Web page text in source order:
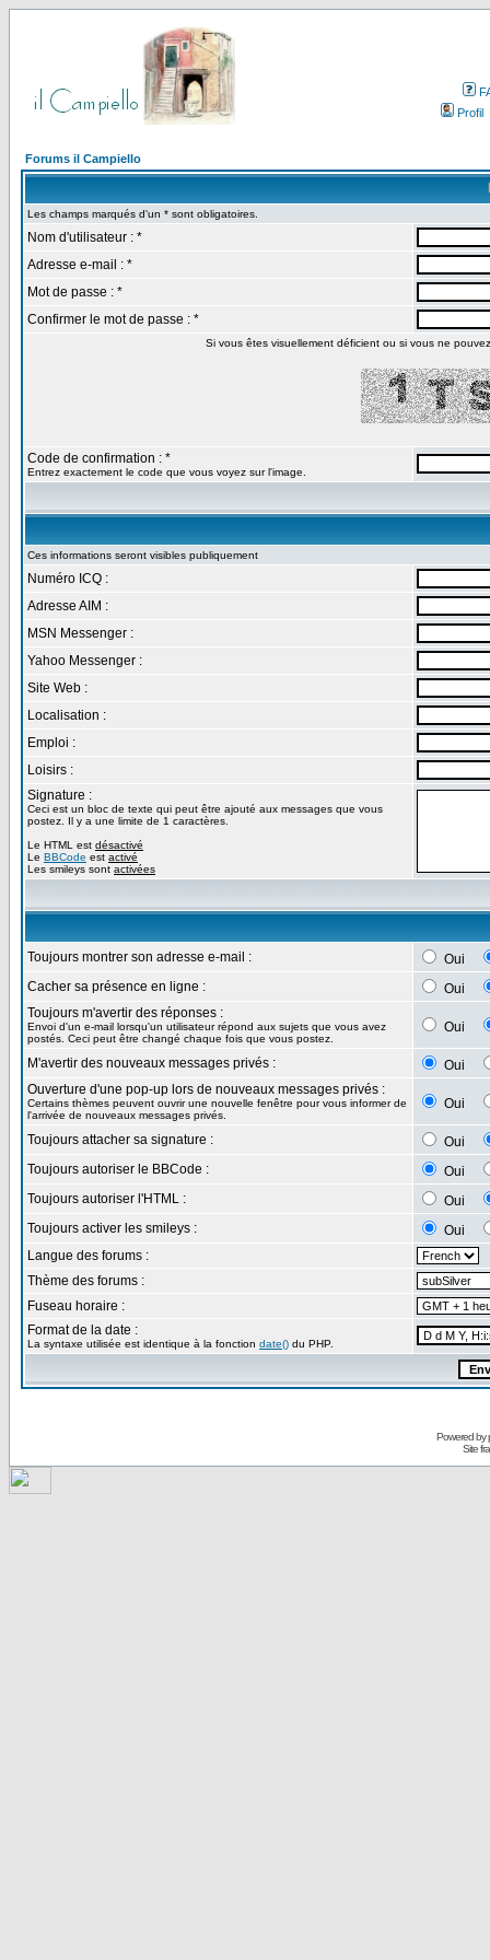
Profil
Forums il Campiello
Les champs marqués d'un * sont obligatoires.
Nom d'utilisateur : *
Adresse e-mail : *
Mot de passe : *
Confirmer le mot de passe : *
Si vous êtes visuellement déficient ou si vous ne
Code de confirmation : *
Entrez exactement le code que vous voyez sur l'image.
Ces informations seront visibles publiquement
Numéro ICQ :
Adresse AIM :
MSN Messenger :
Yahoo Messenger :
Site Web :
Localisation :
Emploi :
Loisirs :
Signature :
Ceci est un bloc de texte qui peut être ajouté aux messages que vous
postez. Il y a une limite de 1 caractères.
Le HTML est désactivé
Le BBCode est activé
Les smileys sont activées
Toujours montrer son adresse e-mail :
Oui
Cacher sa présence en ligne :
Oui
Toujours m'avertir des réponses :
Envoi d'un e-mail lorsqu'un utilisateur répond aux sujets que vous avez
postés. Ceci peut être changé chaque fois que vous postez.
Oui
M'avertir des nouveaux messages privés :
Oui
Ouverture d'une pop-up lors de nouveaux messages privés :
Certains thèmes peuvent ouvrir une nouvelle fenêtre pour vous informer de
l'arrivée de nouveaux messages privés.
Oui
Toujours attacher sa signature :
Oui
Toujours autoriser le BBCode :
Oui
Toujours autoriser l'HTML :
Oui
Toujours activer les smileys :
Oui
Langue des forums :
Thème des forums :
Fuseau horaire :
Format de la date :
La syntaxe utilisée est identique à la fonction date() du PHP.
Powered by
Site